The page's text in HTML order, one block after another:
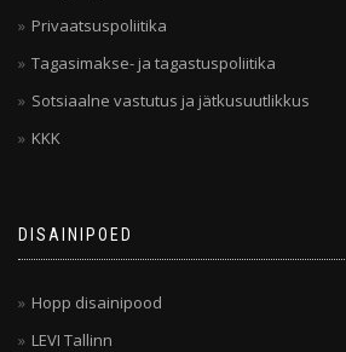
Privaatsuspoliitika
Tagasimakse- ja tagastuspoliitika
Sotsiaalne vastutus ja jätkusuutlikkus
KKK
DISAINIPOED
Hopp disainipood
LEVI Tallinn